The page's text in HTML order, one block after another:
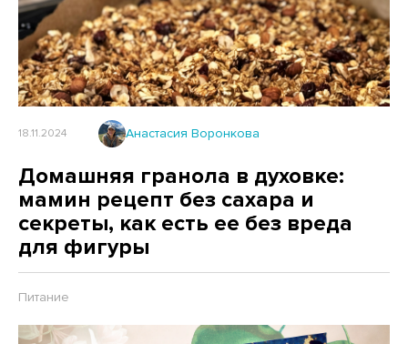
18.11.2024 Анастасия Воронкова
Домашняя гранола в духовке:
мамин рецепт без сахара и
секреты, как есть ее без вреда
для фигуры
Питание